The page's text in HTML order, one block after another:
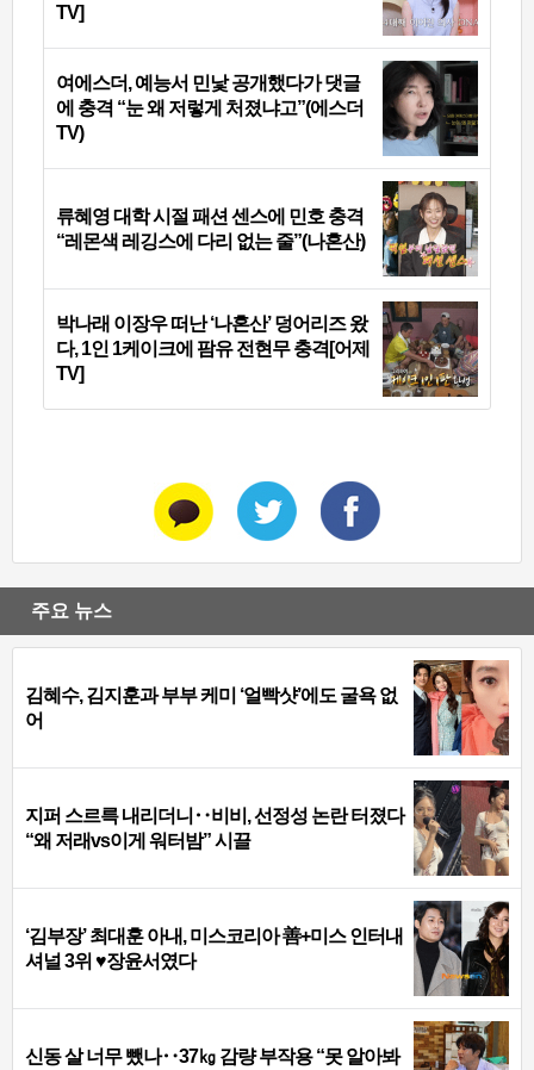
TV]
여에스더, 예능서 민낯 공개했다가 댓글
에 충격 “눈 왜 저렇게 처졌냐고”(에스더
TV)
류혜영 대학 시절 패션 센스에 민호 충격
“레몬색 레깅스에 다리 없는 줄”(나혼산)
박나래 이장우 떠난 ‘나혼산’ 덩어리즈 왔
다, 1인 1케이크에 팜유 전현무 충격[어제
TV]
주요 뉴스
김혜수, 김지훈과 부부 케미 ‘얼빡샷’에도 굴욕 없
어
지퍼 스르륵 내리더니‥비비, 선정성 논란 터졌다
“왜 저래vs이게 워터밤” 시끌
‘김부장’ 최대훈 아내, 미스코리아 善+미스 인터내
셔널 3위 ♥장윤서였다
신동 살 너무 뺐나‥37㎏ 감량 부작용 “못 알아봐